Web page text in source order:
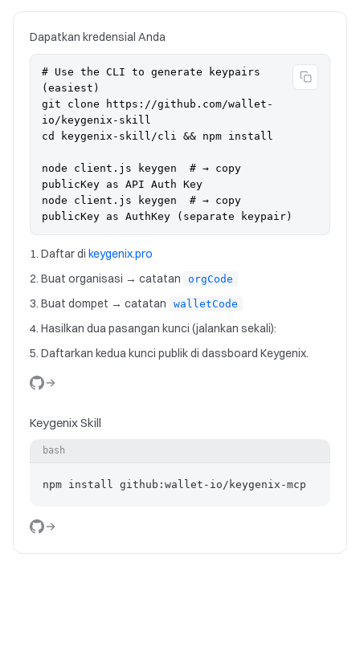
Dapatkan kredensial Anda
# Use the CLI to generate keypairs
(easiest)
git clone https://github.com/wallet-
io/keygenix-skill
cd keygenix-skill/cli && npm install
node client.js keygen  # → copy
publicKey as API Auth Key
node client.js keygen  # → copy
publicKey as AuthKey (separate keypair)
Daftar di keygenix.pro
Buat organisasi → catatan
orgCode
Buat dompet → catatan walletCode
Hasilkan dua pasangan kunci (jalankan sekali):
Daftarkan kedua kunci publik di dassboard Keygenix.
Keygenix Skill
bash
npm install github:wallet-io/keygenix-mcp